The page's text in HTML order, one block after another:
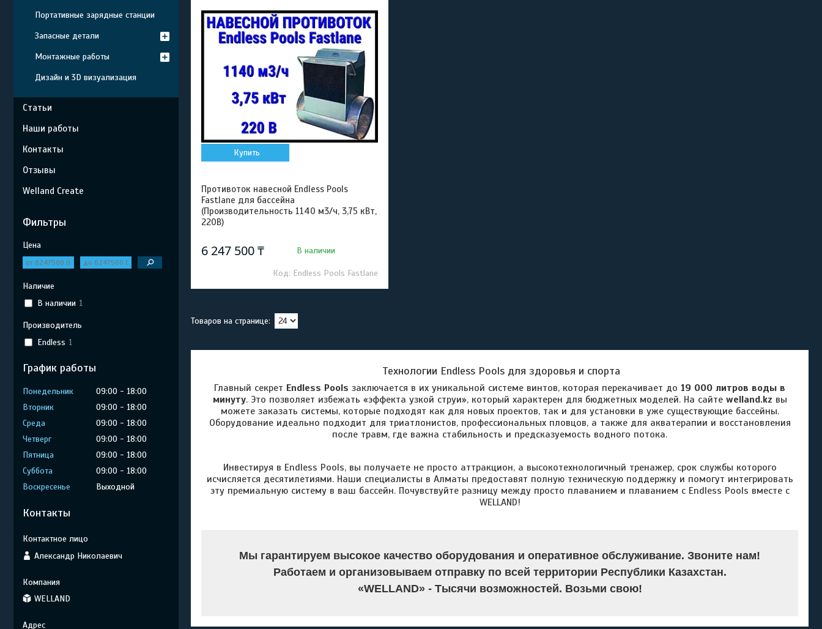
Купить
Противоток навесной Endless Pools
Fastlane для бассейна
(Производительность 1140 м3/ч, 3,75 кВт,
220В)
6 247 500 ₸ В наличии
Endless Pools Fastlane
Технологии Endless Pools для здоровья и спорта
Главный секрет Endless Pools заключается в их уникальной системе винтов, которая перекачивает до 19 000 литров воды в
минуту. Это позволяет избежать «эффекта узкой струи», который характерен для бюджетных моделей. На сайте welland.kz вы
можете заказать системы, которые подходят как для новых проектов, так и для установки в уже существующие бассейны.
Оборудование идеально подходит для триатлонистов, профессиональных пловцов, а также для акватерапии и восстановления
после травм, где важна стабильность и предсказуемость водного потока.
Инвестируя в Endless Pools, вы получаете не просто аттракцион, а высокотехнологичный тренажер, срок службы которого
исчисляется десятилетиями. Наши специалисты в Алматы предоставят полную техническую поддержку и помогут интегрировать
эту премиальную систему в ваш бассейн. Почувствуйте разницу между просто плаванием и плаванием с Endless Pools вместе с
WELLAND!
Мы гарантируем высокое качество оборудования и оперативное обслуживание. Звоните нам!
Работаем и организовываем отправку по всей территории Республики Казахстан.
«WELLAND» - Тысячи возможностей. Возьми свою!
Портативные зарядные станции
Запасные детали
Монтажные работы
Дизайн и 3D визуализация
Статьи
Наши работы
Контакты
Отзывы
Welland Create
Фильтры
Цена
Наличие
В наличии 1
Производитель
Endless 1
График работы
Понедельник 09:00
18:00
Вторник
09:00
18:00
Среда
09:00
18:00
Четверг
09:00
18:00
Пятница
09:00
18:00
Суббота
09:00
18:00
Воскресенье
Выходной
Контакты
Александр Николаевич
WELLAND